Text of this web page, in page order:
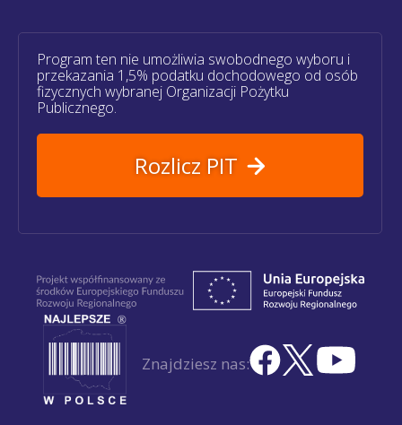
Program ten nie umożliwia swobodnego wyboru i
przekazania 1,5% podatku dochodowego od osób
fizycznych wybranej Organizacji Pożytku
Publicznego.
Rozlicz PIT
Znajdziesz nas: